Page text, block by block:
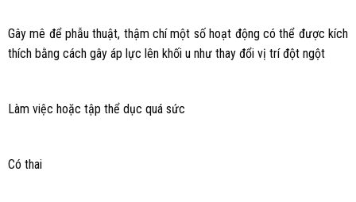
Gây mê để phẫu thuật, thậm chí một số hoạt động có thể được kích
thích bằng cách gây áp lực lên khối u như thay đổi vị trí đột ngột
Làm việc hoặc tập thể dục quá sức
Có thai